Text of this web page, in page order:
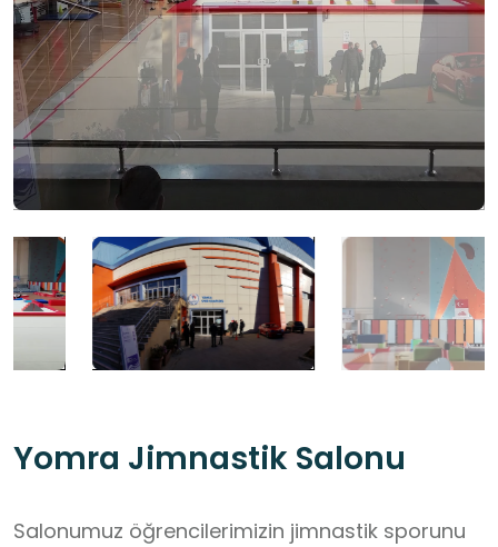
Yomra Jimnastik Salonu
Salonumuz öğrencilerimizin jimnastik sporunu